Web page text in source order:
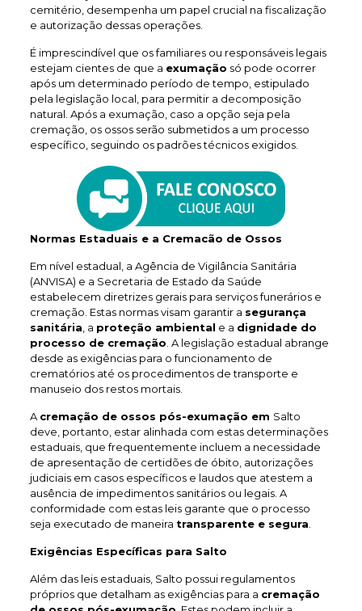
cemitério, desempenha um papel crucial na fiscalização
e autorização dessas operações.
É imprescindível que os familiares ou responsáveis legais
estejam cientes de que a exumação só pode ocorrer
após um determinado período de tempo, estipulado
pela legislação local, para permitir a decomposição
natural. Após a exumação, caso a opção seja pela
cremação, os ossos serão submetidos a um processo
específico, seguindo os padrões técnicos exigidos.
Normas Estaduais e a Cremacão de Ossos
Em nível estadual, a Agência de Vigilância Sanitária
(ANVISA) e a Secretaria de Estado da Saúde
estabelecem diretrizes gerais para serviços funerários e
cremação. Estas normas visam garantir a segurança
sanitária , a proteção ambiental e a dignidade do
processo de cremação . A legislação estadual abrange
desde as exigências para o funcionamento de
crematórios até os procedimentos de transporte e
manuseio dos restos mortais.
A cremação de ossos pós-exumação em Salto
deve, portanto, estar alinhada com estas determinações
estaduais, que frequentemente incluem a necessidade
de apresentação de certidões de óbito, autorizações
judiciais em casos específicos e laudos que atestem a
ausência de impedimentos sanitários ou legais. A
conformidade com estas leis garante que o processo
seja executado de maneira transparente e segura
Exigências Específicas para Salto
Além das leis estaduais, Salto possui regulamentos
próprios que detalham as exigências para a cremação